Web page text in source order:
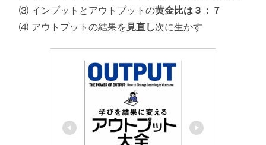
⑶ インプットとアウトプットの黄金比は３：７
⑷ アウトプットの結果を 見直し次に生かす